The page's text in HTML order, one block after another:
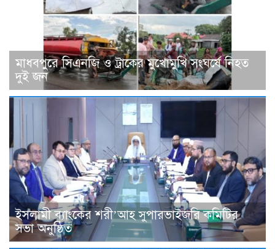
মাধবপুরে সিএনজি ও ট্রাকের মুখোমুখি সংঘর্ষে নিহত
দুই জন
ইসলামী ব্যাংকের শরী’আহ সুপারভাইজরি কমিটির
সভা অনুষ্ঠিত